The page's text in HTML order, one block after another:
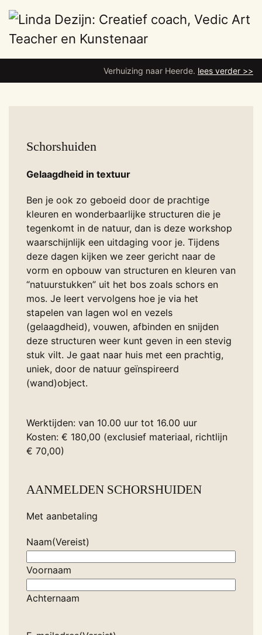
Overslaan
en
naar
Verhuizing naar Heerde. lees verder >>
Schorshuiden
Gelaagdheid in textuur
Ben je ook zo geboeid door de prachtige
kleuren en wonderbaarlijke structuren die je
tegenkomt in de natuur, dan is deze workshop
waarschijnlijk een uitdaging voor je. Tijdens
deze dagen kijken we zeer gericht naar de
vorm en opbouw van structuren en kleuren van
“natuurstukken” uit het bos zoals schors en
mos. Je leert vervolgens hoe je via het
stapelen van lagen wol en vezels
(gelaagdheid), vouwen, afbinden en snijden
deze structuren weer kunt geven in een stevig
stuk vilt. Je gaat naar huis met een prachtig,
uniek, door de natuur geïnspireerd
(wand)object.
Werktijden: van 10.00 uur tot 16.00 uur
Kosten: € 180,00 (exclusief materiaal, richtlijn
€ 70,00)
AANMELDEN SCHORSHUIDEN
Met aanbetaling
Naam(Vereist)
Voornaam
Achternaam